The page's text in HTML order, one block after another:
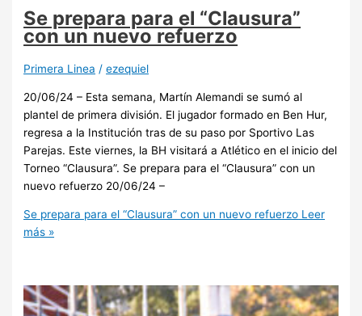
Se prepara para el “Clausura”
con un nuevo refuerzo
Primera Linea /ezequiel
20/06/24 – Esta semana, Martín Alemandi se sumó al
plantel de primera división. El jugador formado en Ben Hur,
regresa a la Institución tras de su paso por Sportivo Las
Parejas. Este viernes, la BH visitará a Atlético en el inicio del
Torneo “Clausura”. Se prepara para el “Clausura” con un
nuevo refuerzo 20/06/24 –
Se prepara para el “Clausura” con un nuevo refuerzo Leer
más »